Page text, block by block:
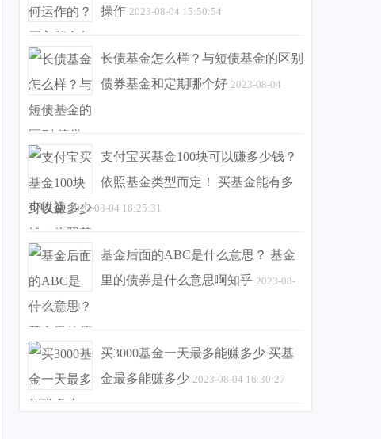
操作 2023-08-04 15:50:54
长债基金怎么样？与短债基金的区别
债券基金和定期哪个好 2023-08-04
16:17:09
支付宝买基金100块可以赚多少钱？
依照基金类型而定！ 买基金能有多
少收益 2023-08-04 16:25:31
基金后面的ABC是什么意思？ 基金
里的债券是什么意思啊知乎 2023-08-
04 16:25:38
买3000基金一天最多能赚多少 买基
金最多能赚多少 2023-08-04 16:30:27